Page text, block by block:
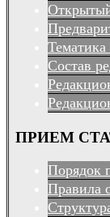
Состав
ПРИЕМ
Порядок
Правила